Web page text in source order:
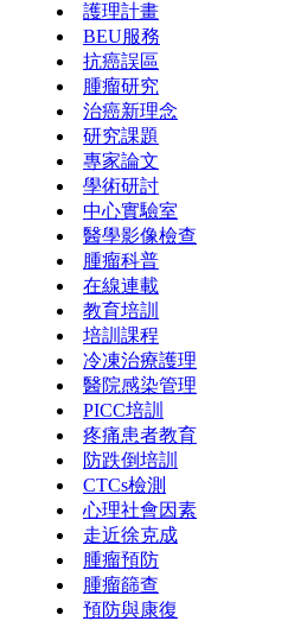
護理計畫
BEU服務
抗癌誤區
腫瘤研究
治癌新理念
研究課題
專家論文
學術研討
中心實驗室
醫學影像檢查
腫瘤科普
在線連載
教育培訓
培訓課程
冷凍治療護理
醫院感染管理
PICC培訓
疼痛患者教育
防跌倒培訓
CTCs檢測
心理社會因素
走近徐克成
腫瘤預防
腫瘤篩查
預防與康復